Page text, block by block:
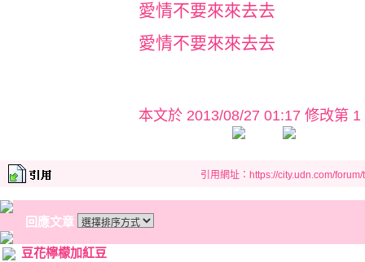
愛情不要來來去去
愛情不要來來去去
本文於 2013/08/27 01:17 修改第 1
引用網址：https://city.udn.com/
回應文章
豆花檸檬加紅豆